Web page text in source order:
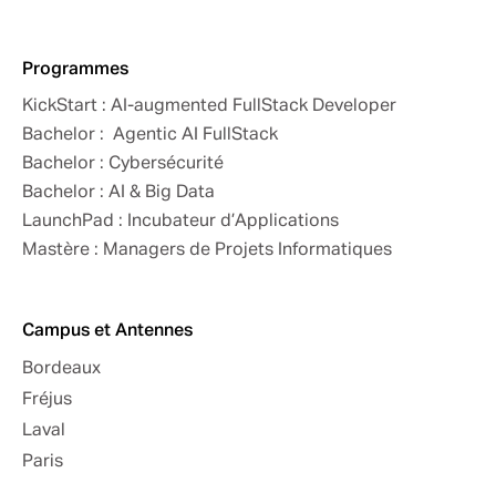
Programmes
KickStart : AI-augmented FullStack Developer
Bachelor : Agentic AI FullStack
Bachelor : Cybersécurité
Bachelor : AI & Big Data
LaunchPad : Incubateur d’Applications
Mastère : Managers de Projets Informatiques
Campus et Antennes
Bordeaux
Fréjus
Laval
Paris